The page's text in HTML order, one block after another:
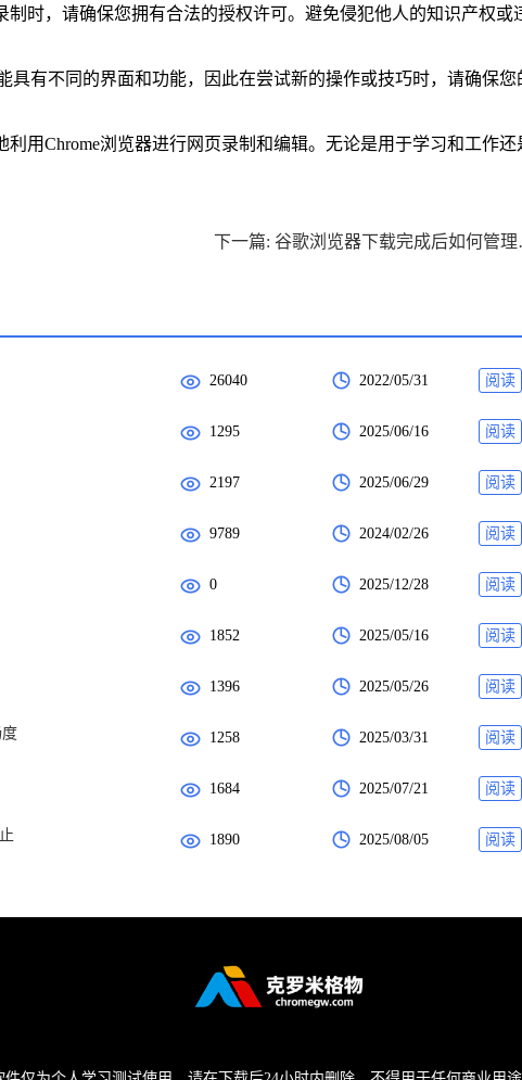
时，请确保您拥有合法的授权许可。避免侵犯他人的知识产权或
具有不同的界面和功能，因此在尝试新的操作或技巧时，请确保您
用Chrome浏览器进行网页录制和编辑。无论是用于学习和工作还
下一篇:
26040 2022/05/31 阅读
1295 2025/06/16 阅读
2197 2025/06/29 阅读
9789 2024/02/26 阅读
0 2025/12/28 阅读
1852 2025/05/16 阅读
1396 2025/05/26 阅读
度 1258 2025/03/31 阅读
1684 2025/07/21 阅读
1890 2025/08/05 阅读